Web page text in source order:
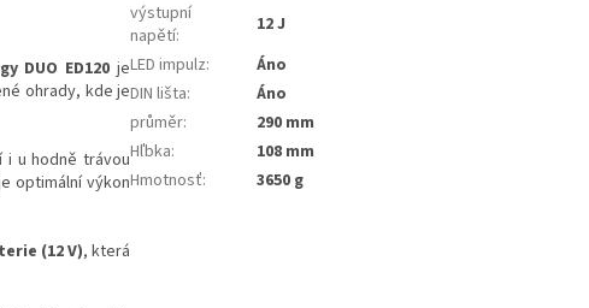
DUO ED120je
ohrady, kde je
u hodně trávou
optimální výkon
(12 V), která
výstupní
napětí:
12 J
LED impulz:
Áno
DIN lišta:
Áno
průměr:
290 mm
Hľbka:
108 mm
Hmotnosť: 3650 g